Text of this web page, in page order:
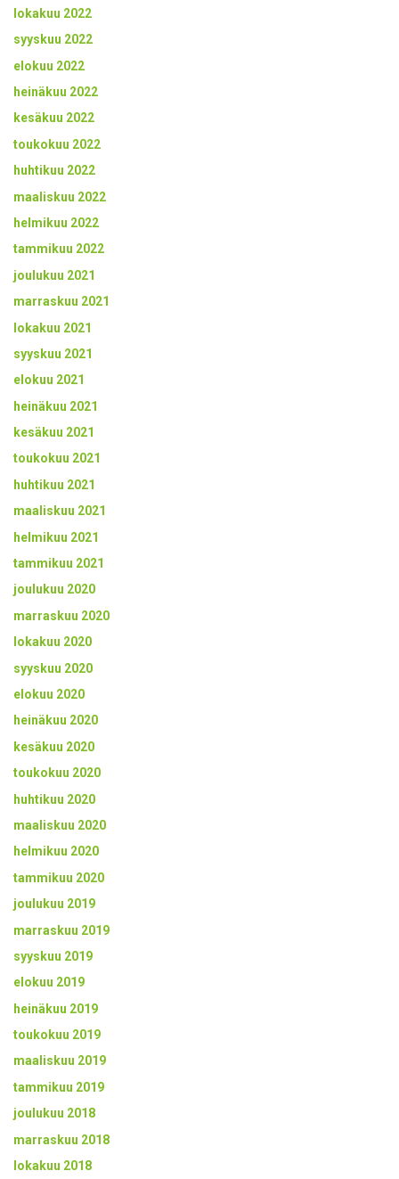
lokakuu 2022
syyskuu 2022
elokuu 2022
heinäkuu 2022
kesäkuu 2022
toukokuu 2022
huhtikuu 2022
maaliskuu 2022
helmikuu 2022
tammikuu 2022
joulukuu 2021
marraskuu 2021
lokakuu 2021
syyskuu 2021
elokuu 2021
heinäkuu 2021
kesäkuu 2021
toukokuu 2021
huhtikuu 2021
maaliskuu 2021
helmikuu 2021
tammikuu 2021
joulukuu 2020
marraskuu 2020
lokakuu 2020
syyskuu 2020
elokuu 2020
heinäkuu 2020
kesäkuu 2020
toukokuu 2020
huhtikuu 2020
maaliskuu 2020
helmikuu 2020
tammikuu 2020
joulukuu 2019
marraskuu 2019
syyskuu 2019
elokuu 2019
heinäkuu 2019
toukokuu 2019
maaliskuu 2019
tammikuu 2019
joulukuu 2018
marraskuu 2018
lokakuu 2018